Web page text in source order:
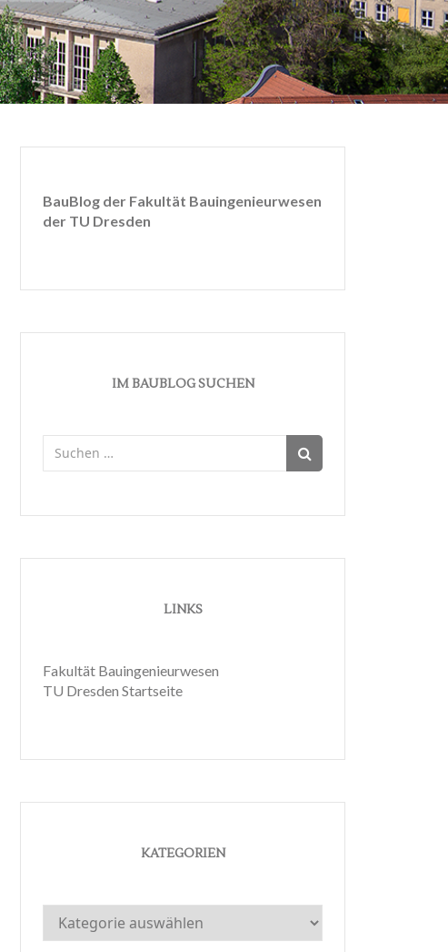
BauBlog der Fakultät Bauingenieurwesen
der TU Dresden
IM BAUBLOG SUCHEN
nach:
LINKS
Fakultät Bauingenieurwesen
TU Dresden Startseite
KATEGORIEN
Kategorien